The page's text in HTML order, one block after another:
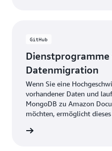
GitHub
Datenmigration
Wenn Sie eine
vorhandener Daten und
MongoDB zu Amazon
möchten, ermöglicht